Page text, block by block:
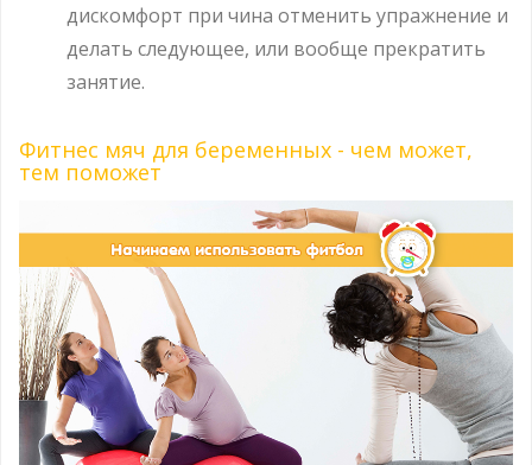
дискомфорт при чина отменить упражнение и
делать следующее, или вообще прекратить
занятие.
Фитнес мяч для беременных - чем может,
тем поможет